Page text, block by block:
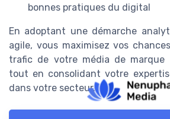
bonnes pratiques du digital
En adoptant une démarche
agile, vous maximisez vos
trafic de votre média de marque
tout en consolidant votre
dans votre secteur.